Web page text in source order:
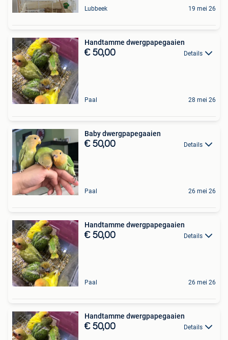
Lubbeek 19 mei 26
Handtamme dwergpapegaaien
€ 50,00 Details
Paal 28 mei 26
Baby dwergpapegaaien
€ 50,00 Details
Paal 26 mei 26
Handtamme dwergpapegaaien
€ 50,00 Details
Paal 26 mei 26
Handtamme dwergpapegaaien
€ 50,00 Details